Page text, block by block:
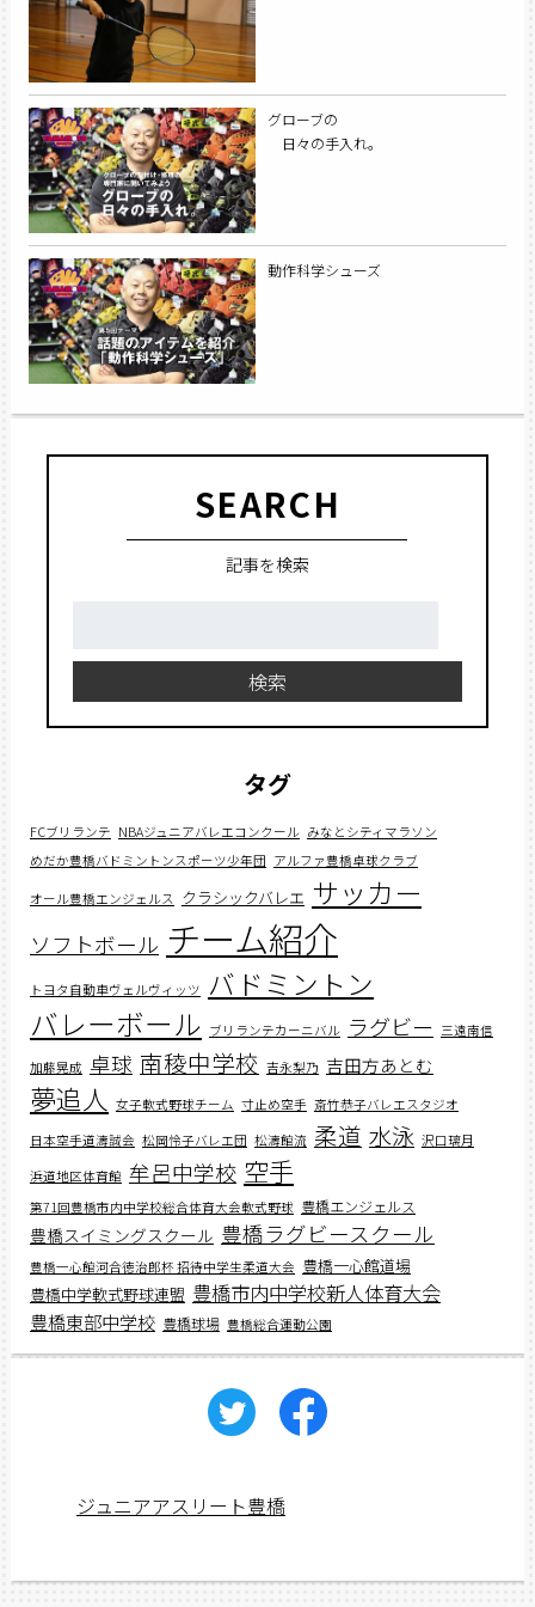
グローブの
日々の手入れ。
動作科学シューズ
SEARCH
記事を検索
検索
タグ
FCブリランテ NBAジュニアバレエコンクール みなとシティマラソン
めだか豊橋バドミントンスポーツ少年団 アルファ豊橋卓球クラブ
オール豊橋エンジェルス クラシックバレエ サッカー
ソフトボール チーム紹介
トヨタ自動車ヴェルヴィッツ バドミントン
バレーボール ブリランテカーニバル ラグビー 三遠南信
加藤晃成 卓球 南稜中学校 吉永梨乃 吉田方あとむ
夢追人 女子軟式野球チーム 寸止め空手 斎竹恭子バレエスタジオ
日本空手道濤誠会 松岡怜子バレエ団 松濤館流 柔道 水泳 沢口璃月
浜道地区体育館 牟呂中学校 空手
第71回豊橋市内中学校総合体育大会軟式野球 豊橋エンジェルス
豊橋スイミングスクール 豊橋ラグビースクール
豊橋一心館河合徳治郎杯 招待中学生柔道大会 豊橋一心館道場
豊橋中学軟式野球連盟 豊橋市内中学校新人体育大会
豊橋東部中学校 豊橋球場 豊橋総合運動公園
ジュニアアスリート豊橋